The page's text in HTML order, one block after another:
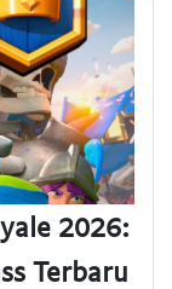
2026:
Terbaru